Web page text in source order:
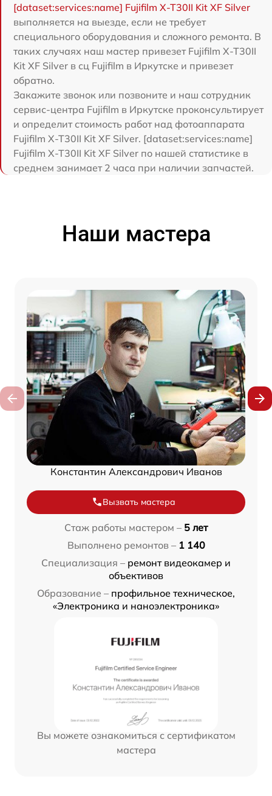
[dataset:services:name] Fujifilm X-T30II Kit XF Silver
выполняется на выезде, если не требует
специального оборудования и сложного ремонта. В
таких случаях наш мастер привезет Fujifilm X-T30II
Kit XF Silver в сц Fujifilm в Иркутске и привезет
обратно.
Закажите звонок или позвоните и наш сотрудник
сервис-центра Fujifilm в Иркутске проконсультирует
и определит стоимость работ над фотоаппарата
Fujifilm X-T30II Kit XF Silver. [dataset:services:name]
Fujifilm X-T30II Kit XF Silver по нашей статистике в
среднем занимает 2 часа при наличии запчастей.
Наши мастера
Константин Александрович Иванов
Вызвать мастера
Стаж работы мастером – 5 лет
Выполнено ремонтов – 1 140
Специализация – ремонт видеокамер и
объективов
Образование – профильное техническое,
«Электроника и наноэлектроника»
Вы можете ознакомиться с сертификатом
мастера